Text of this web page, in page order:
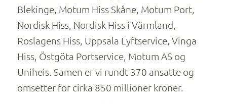
Blekinge, Motum Hiss Skåne, Motum Port,
Nordisk Hiss, Nordisk Hiss i Värmland,
Roslagens Hiss, Uppsala Lyftservice, Vinga
Hiss, Östgöta Portservice, Motum AS og
Uniheis. Samen er vi rundt 370 ansatte og
omsetter for cirka 850 millioner kroner.